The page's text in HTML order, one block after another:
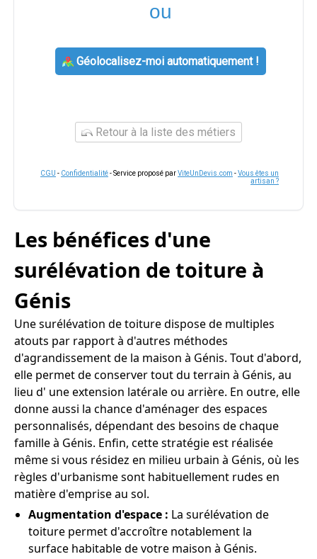
ou
Géolocalisez-moi automatiquement !
Retour à la liste des métiers
CGU - Confidentialité- Service proposé parViteUnDevis.com -Vous êtes un
artisan ?
Les bénéfices d'une
surélévation de toiture à
Génis
Une surélévation de toiture dispose de multiples
atouts par rapport à d'autres méthodes
d'agrandissement de la maison à Génis. Tout d'abord,
elle permet de conserver tout du terrain à Génis, au
lieu d' une extension latérale ou arrière. En outre, elle
donne aussi la chance d'aménager des espaces
personnalisés, dépendant des besoins de chaque
famille à Génis. Enfin, cette stratégie est réalisée
même si vous résidez en milieu urbain à Génis, où les
règles d'urbanisme sont habituellement rudes en
matière d'emprise au sol.
Augmentation d'espace : La surélévation de
toiture permet d'accroître notablement la
surface habitable de votre maison à Génis.